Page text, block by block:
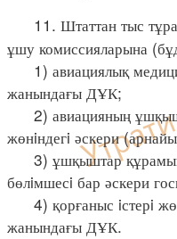
11. Штаттан тыс
ұшу комиссияларына
1) авиациялық
жанындағы ДҰК;
2) авиацияның
жөнiндегi әскери
3) ұшқыштар
бөлiмшесi бар әскери
4) қорғаныс iстерi
жанындағы ДҰК.